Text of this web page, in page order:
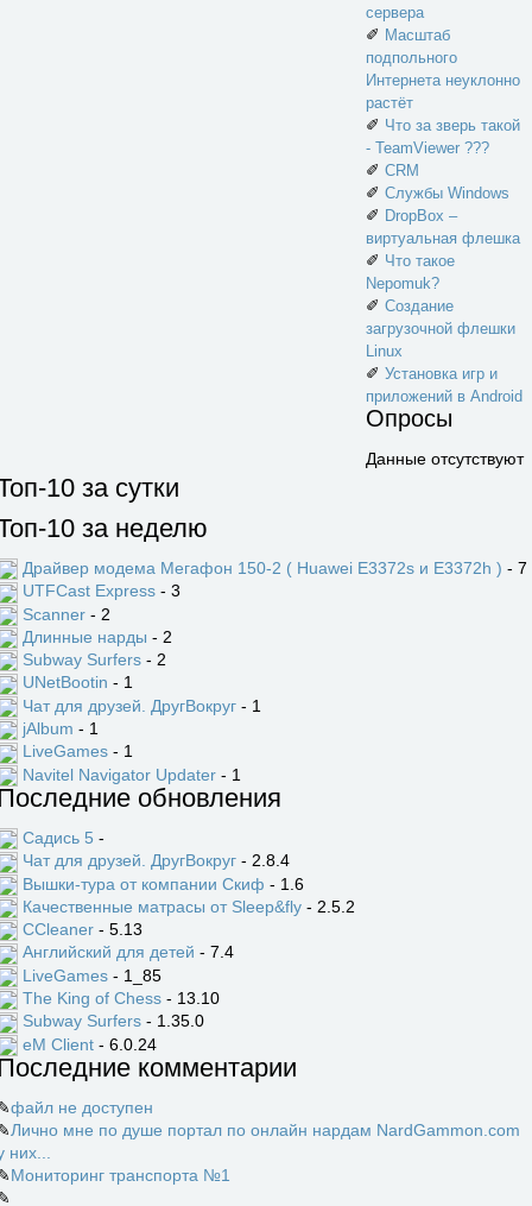
сервера
✐ Масштаб
подпольного
Интернета неуклонно
растёт
✐ Что за зверь такой
- TeamViewer ???
✐ CRM
✐ Службы Windows
✐ DropBox –
виртуальная флешка
✐ Что такое
Nepomuk?
✐ Создание
загрузочной флешки
Linux
✐ Установка игр и
приложений в Android
Опросы
Данные отсутствуют
10 за сутки
10 за неделю
Драйвер модема Мегафон 150-2 ( Huawei E3372s и E3372h ) - 7
UTFCast Express - 3
Scanner - 2
Длинные нарды - 2
Subway Surfers - 2
UNetBootin - 1
Чат для друзей. ДругВокруг - 1
jAlbum - 1
LiveGames - 1
Navitel Navigator Updater - 1
обновления
Садись 5 -
Чат для друзей. ДругВокруг - 2.8.4
Вышки-тура от компании Скиф - 1.6
Качественные матрасы от Sleep&fly - 2.5.2
CCleaner - 5.13
Английский для детей - 7.4
LiveGames - 1_85
The King of Chess - 13.10
Subway Surfers - 1.35.0
eM Client - 6.0.24
комментарии
файл не доступен
Лично мне по душе портал по онлайн нардам NardGammon.com
них...
Мониторинг транспорта №1